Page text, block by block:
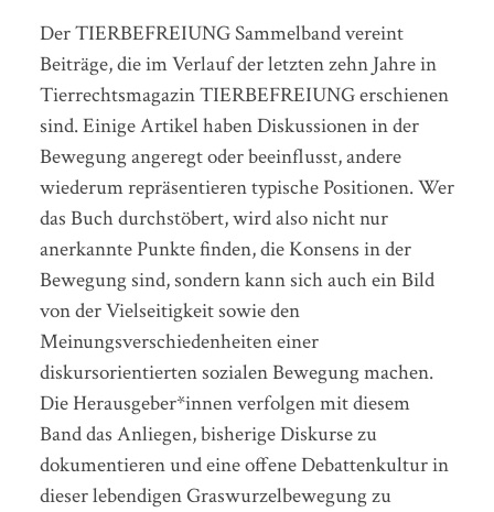
Der TIERBEFREIUNG Sammelband vereint
Beiträge, die im Verlauf der letzten zehn Jahre in
Tierrechtsmagazin TIERBEFREIUNG erschienen
sind. Einige Artikel haben Diskussionen in der
Bewegung angeregt oder beeinflusst, andere
wiederum repräsentieren typische Positionen. Wer
das Buch durchstöbert, wird also nicht nur
anerkannte Punkte finden, die Konsens in der
Bewegung sind, sondern kann sich auch ein Bild
von der Vielseitigkeit sowie den
Meinungsverschiedenheiten einer
diskursorientierten sozialen Bewegung machen.
Die Herausgeber*innen verfolgen mit diesem
Band das Anliegen, bisherige Diskurse zu
dokumentieren und eine offene Debattenkultur in
dieser lebendigen Graswurzelbewegung zu